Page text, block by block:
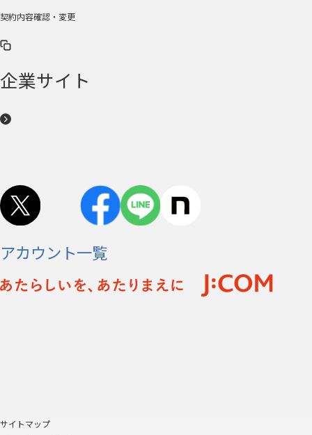
契約内容確認・変更
企業サイト
アカウント一覧
サイトマップ